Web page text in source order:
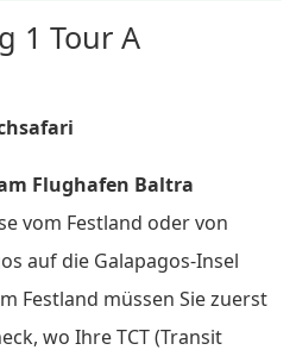
1 Tour A
Flughafen Baltra
vom Festland oder von
auf die Galapagos-Insel
Festland müssen Sie zuerst
wo Ihre TCT (Transit